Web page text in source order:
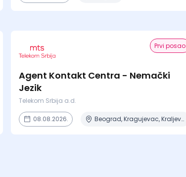
Prvi posao
Agent Kontakt Centra - Nemački
Jezik
Telekom Srbija a.d.
08.08.2026. Beograd, Kragujevac, Kraljevo, Niš, Novi Sad + 2 mesta